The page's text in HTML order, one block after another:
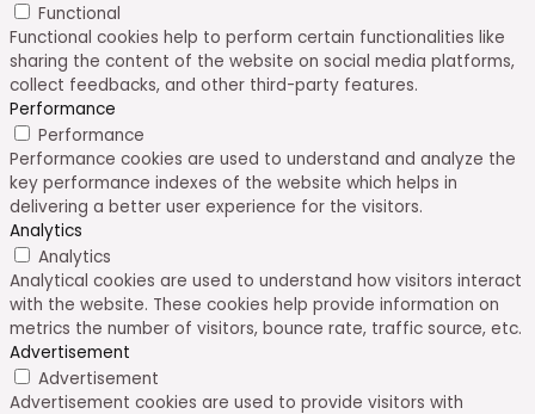
Functional
Functional cookies help to perform certain functionalities like
sharing the content of the website on social media platforms,
collect feedbacks, and other third-party features.
Performance
Performance
Performance cookies are used to understand and analyze the
key performance indexes of the website which helps in
delivering a better user experience for the visitors.
Analytics
Analytics
Analytical cookies are used to understand how visitors interact
with the website. These cookies help provide information on
metrics the number of visitors, bounce rate, traffic source, etc.
Advertisement
Advertisement
Advertisement cookies are used to provide visitors with